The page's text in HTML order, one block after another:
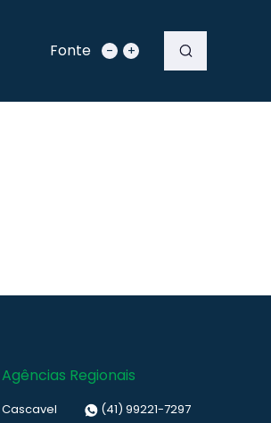
Fonte - +
Agências Regionais
Cascavel
(41) 99221-7297